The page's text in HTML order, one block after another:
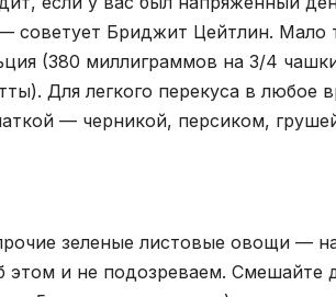
советует Бриджит Цейтлин. Мало
(380 миллиграммов на 3/4
Для легкого перекуса в
— черникой, персиком,
зеленые листовые овощи —
этом и не подозреваем.